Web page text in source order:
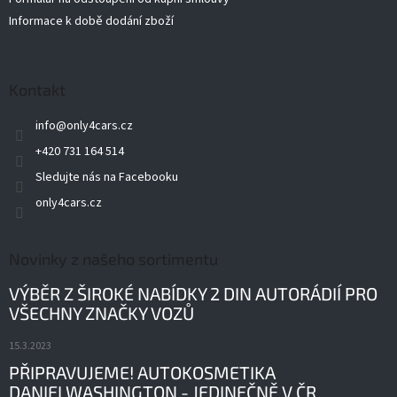
Informace k době dodání zboží
Kontakt
info@only4cars.cz
+420 731 164 514
Sledujte nás na Facebooku
only4cars.cz
Novinky z našeho sortimentu
VÝBĚR Z ŠIROKÉ NABÍDKY 2 DIN AUTORÁDIÍ PRO
VŠECHNY ZNAČKY VOZŮ
15.3.2023
PŘIPRAVUJEME! AUTOKOSMETIKA
DANIELWASHINGTON - JEDINEČNĚ V ČR